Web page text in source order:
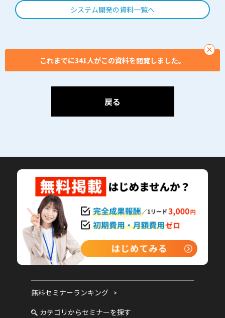
めませんか？Excel依存の
ままのレポート地獄から
回るPower BI基盤と、月
額伴走コンサルの全貌を
システム開発の資料一覧へ
×
これまでに341人がこの資料を閲覧しました。
戻る
無料セミナーランキング
カテゴリからセミナーを探す